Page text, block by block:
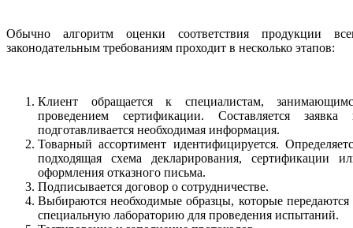
Обычно алгоритм оценки соответствия продукции
законодательным требованиям проходит в несколько этапов:
Клиент обращается к специалистам,
проведением сертификации. Составляется заявка
подготавливается необходимая информация.
Товарный ассортимент идентифицируется.
подходящая схема декларирования, сертификации
оформления отказного письма.
Подписывается договор о сотрудничестве.
Выбираются необходимые образцы, которые передаются
специальную лабораторию для проведения испытаний.